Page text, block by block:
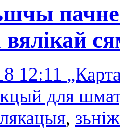
пачне
12:11
для
,